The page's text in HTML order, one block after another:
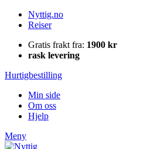
Nyttig.no
Reiser
Gratis frakt fra: 1900 kr
rask levering
Hurtigbestilling
Min side
Om oss
Hjelp
Meny